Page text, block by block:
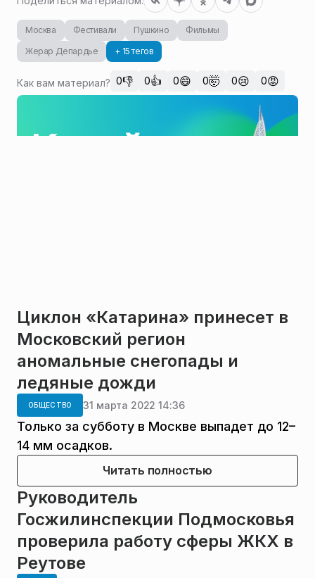
Москва Фестивали Пушкино
Фильмы
Жерар Депардье
+ 15 тегов
Как вам материал? 0👎 0👍 0😄 0🤯 0😢 0😡
Циклон «Катарина» принесет в
Московский регион
аномальные снегопады и
ледяные дожди
ОБЩЕСТВО 31 марта 2022 14:36
Только за субботу в Москве выпадет до 12–
14 мм осадков.
Читать полностью
Руководитель
Госжилинспекции Подмосковья
проверила работу сферы ЖКХ в
Реутове